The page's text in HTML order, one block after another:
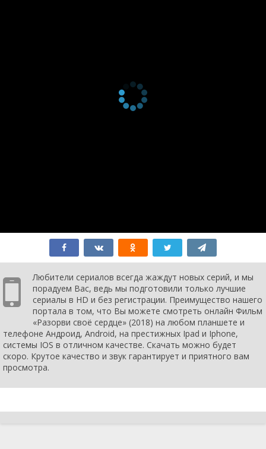
Любители сериалов всегда жаждут новых серий, и мы
порадуем Вас, ведь мы подготовили только лучшие
сериалы в HD и без регистрации. Преимущество нашего
портала в том, что Вы можете смотреть онлайн Фильм
«Разорви своё сердце» (2018) на любом планшете и
телефоне Андроид, Android, на престижных Ipad и Iphone,
системы IOS в отличном качестве. Скачать можно будет
скоро. Крутое качество и звук гарантирует и приятного вам
просмотра.